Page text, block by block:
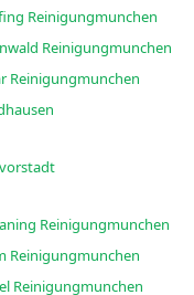
Erfahrene Tiefenreinigung Grafing Reinigungmunchen
Erfahrene Tiefenreinigung Grünwald Reinigungmunchen
Erfahrene Tiefenreinigung Haar Reinigungmunchen
Erfahrene Tiefenreinigung Ismaning Reinigungmunchen
Erfahrene Tiefenreinigung Laim Reinigungmunchen
Erfahrene Tiefenreinigung Lehel Reinigungmunchen